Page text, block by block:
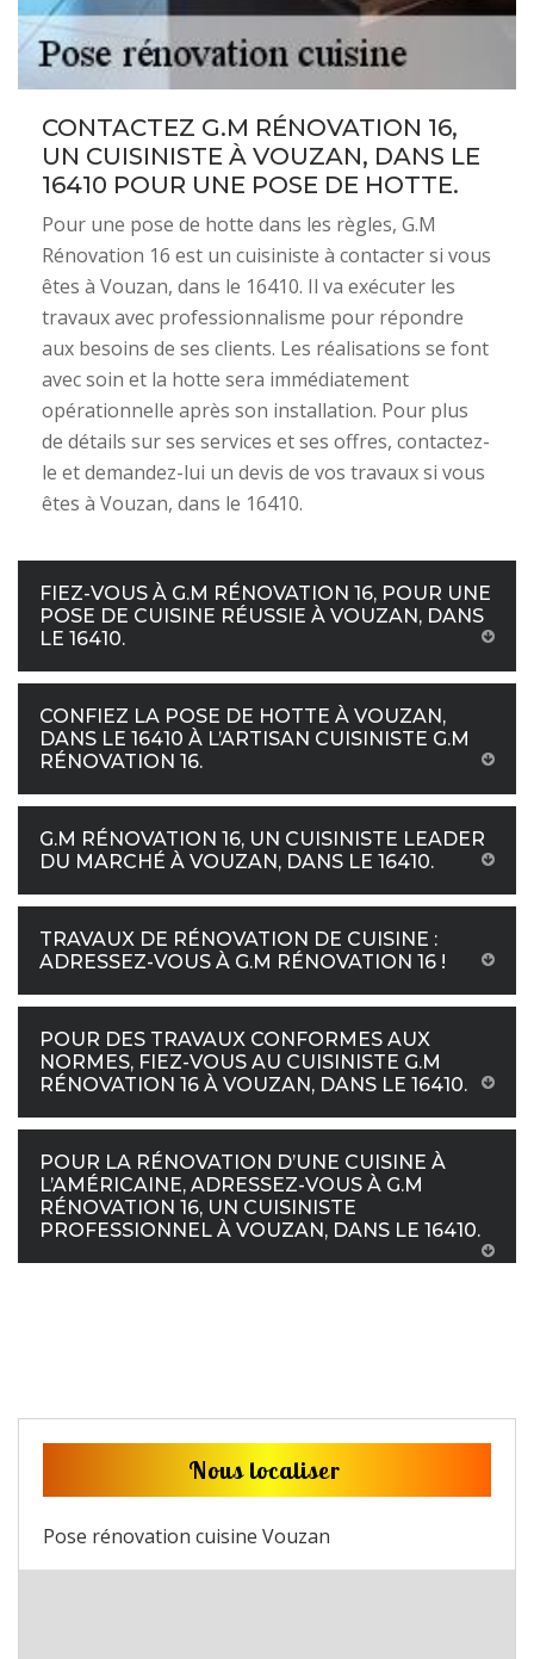
CONTACTEZ G.M RÉNOVATION 16,
UN CUISINISTE À VOUZAN, DANS LE
16410 POUR UNE POSE DE HOTTE.
Pour une pose de hotte dans les règles, G.M
Rénovation 16 est un cuisiniste à contacter si vous
êtes à Vouzan, dans le 16410. Il va exécuter les
travaux avec professionnalisme pour répondre
aux besoins de ses clients. Les réalisations se font
avec soin et la hotte sera immédiatement
opérationnelle après son installation. Pour plus
de détails sur ses services et ses offres, contactez-
le et demandez-lui un devis de vos travaux si vous
êtes à Vouzan, dans le 16410.
FIEZ-VOUS À G.M RÉNOVATION 16, POUR UNE
POSE DE CUISINE RÉUSSIE À VOUZAN, DANS
LE 16410.
CONFIEZ LA POSE DE HOTTE À VOUZAN,
DANS LE 16410 À L’ARTISAN CUISINISTE G.M
RÉNOVATION 16.
G.M RÉNOVATION 16, UN CUISINISTE LEADER
DU MARCHÉ À VOUZAN, DANS LE 16410.
TRAVAUX DE RÉNOVATION DE CUISINE :
ADRESSEZ-VOUS À G.M RÉNOVATION 16 !
POUR DES TRAVAUX CONFORMES AUX
NORMES, FIEZ-VOUS AU CUISINISTE G.M
RÉNOVATION 16 À VOUZAN, DANS LE 16410.
POUR LA RÉNOVATION D’UNE CUISINE À
L’AMÉRICAINE, ADRESSEZ-VOUS À G.M
RÉNOVATION 16, UN CUISINISTE
PROFESSIONNEL À VOUZAN, DANS LE 16410.
Nous localiser
Pose rénovation cuisine Vouzan